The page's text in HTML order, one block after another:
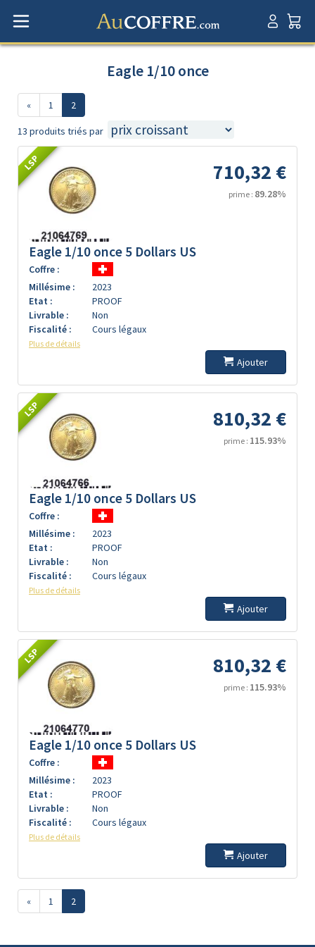
Eagle 1/10 once
« 1 2
13 produits triés par
LSP 710,32 €
prime : 89.28%
Eagle 1/10 once 5 Dollars US
Coffre :
Millésime :
2023
Etat :
PROOF
Livrable :
Non
Fiscalité :
Cours légaux
Plus de détails
Ajouter
LSP 810,32 €
prime : 115.93%
Eagle 1/10 once 5 Dollars US
Coffre :
Millésime :
2023
Etat :
PROOF
Livrable :
Non
Fiscalité :
Cours légaux
Plus de détails
Ajouter
LSP 810,32 €
prime : 115.93%
Eagle 1/10 once 5 Dollars US
Coffre :
Millésime :
2023
Etat :
PROOF
Livrable :
Non
Fiscalité :
Cours légaux
Plus de détails
Ajouter
« 1 2